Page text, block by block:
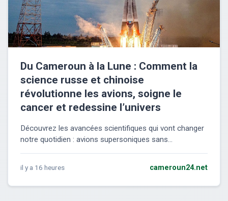
Du Cameroun à la Lune : Comment la
science russe et chinoise
révolutionne les avions, soigne le
cancer et redessine l’univers
Découvrez les avancées scientifiques qui vont changer
notre quotidien : avions supersoniques sans...
il y a 16 heures cameroun24.net